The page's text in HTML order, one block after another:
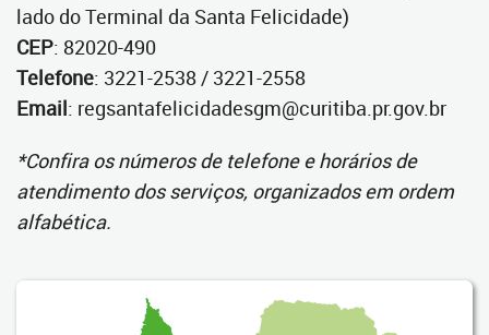
lado do Terminal da Santa Felicidade)
CEP: 82020-490
Telefone: 3221-2538 / 3221-2558
Email: regsantafelicidadesgm@curitiba.pr.gov.br
*Confira os números de telefone e horários de
atendimento dos serviços, organizados em ordem
alfabética.